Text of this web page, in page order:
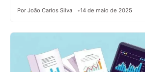
Por João Carlos Silva 14 de maio de 2025